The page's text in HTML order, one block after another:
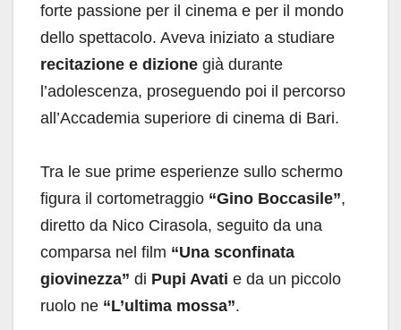
forte passione per il cinema e per il mondo
dello spettacolo. Aveva iniziato a studiare
recitazione e dizione già durante
l’adolescenza, proseguendo poi il percorso
all’Accademia superiore di cinema di Bari.
Tra le sue prime esperienze sullo schermo
figura il cortometraggio “Gino Boccasile”,
diretto da Nico Cirasola, seguito da una
comparsa nel film “Una sconfinata
giovinezza” di Pupi Avati e da un piccolo
ruolo ne “L’ultima mossa”.